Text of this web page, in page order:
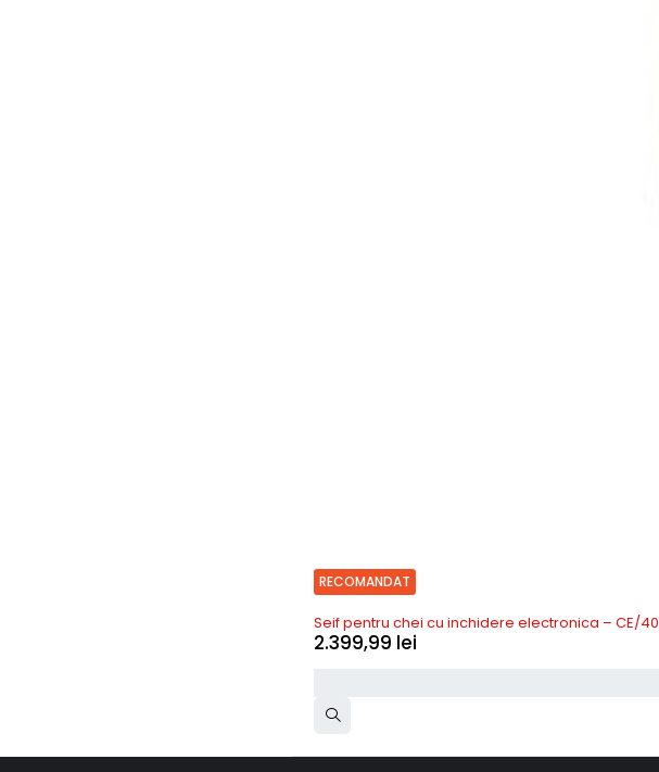
RECOMANDAT
In stoc
Seif pentru chei cu inchidere electronica – CE/40
2.399,99 lei